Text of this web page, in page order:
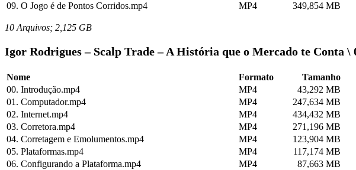
09. O Jogo é de Pontos Corridos.mp4
MP4 349,854 MB
10 Arquivos; 2,125 GB
Igor Rodrigues – Scalp Trade – A História que o Mercado te Conta
Nome Formato
Tamanho
00. Introdução.mp4
MP4
43,292 MB
01. Computador.mp4
MP4
247,634 MB
02. Internet.mp4
MP4
434,432 MB
03. Corretora.mp4
MP4
271,196 MB
04. Corretagem e Emolumentos.mp4
MP4
123,904 MB
05. Plataformas.mp4
MP4
117,174 MB
06. Configurando a Plataforma.mp4
MP4
87,663 MB